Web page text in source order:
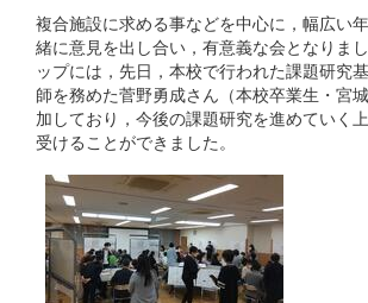
複合施設に求める事などを中心に，幅広い
緒に意見を出し合い，有意義な会となりま
ップには，先日，本校で行われた課題研究
師を務めた菅野勇成さん（本校卒業生・宮
加しており，今後の課題研究を進めていく
受けることができました。